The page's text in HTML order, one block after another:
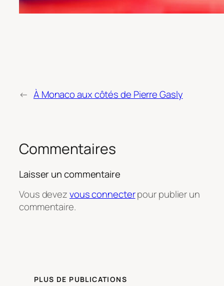
← À Monaco aux côtés de Pierre Gasly
Commentaires
Laisser un commentaire
Vous devezvous connecterpour publier un
commentaire.
PLUS DE PUBLICATIONS